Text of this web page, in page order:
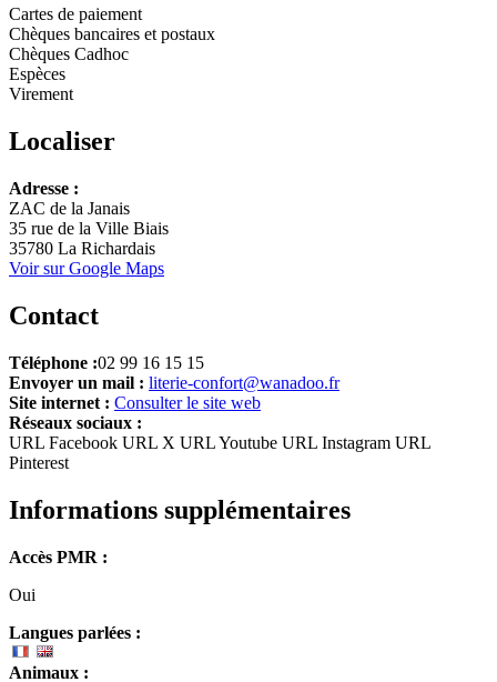
Cartes de paiement
Chèques bancaires et postaux
Chèques Cadhoc
Espèces
Virement
Localiser
+
−
Adresse :
ZAC de la Janais
35 rue de la Ville Biais
35780 La Richardais
Voir sur Google Maps
Contact
Téléphone :02 99 16 15 15
Envoyer un mail : literie-confort@wanadoo.fr
Site internet : Consulter le site web
Réseaux sociaux :
URL Facebook URL X URL Youtube URL Instagram URL
Pinterest
Informations supplémentaires
Accès PMR :
Oui
Langues parlées :
Animaux :